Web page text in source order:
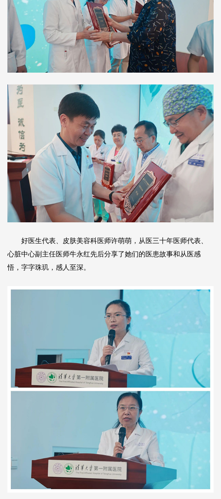
好医生代表、 皮肤美容科医师许萌萌 ，从医三十年医师代表、
心脏中心副主任医师牛永红先后分享了她们的医患故事和从医感
悟，字字珠玑，感人至深。